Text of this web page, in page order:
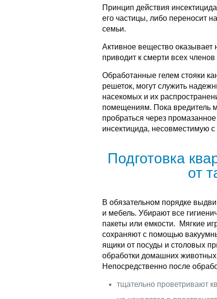
Принцип действия
его частицы, либо переносит
семьи.
Активное вещество
приводит к смерти всех членов
Обработанные гелем стояки
решеток, могут служить
насекомых и их
помещениям. Пока вредитель
пробраться через
инсектицида, несовместимую
Подготовка
от
В обязательном порядке
и мебель. Убирают все
пакеты или емкости. Мягкие
сохраняют с помощью
ящики от посуды и столовых
обработки домашних
Непосредственно после
тщательно проветривают